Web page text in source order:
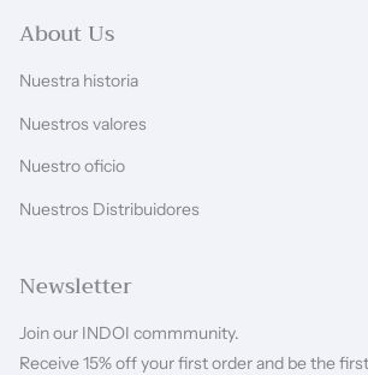
About Us
Nuestra historia
Nuestros valores
Nuestro oficio
Nuestros Distribuidores
Newsletter
Join our INDOI commmunity.
Receive 15% off your first order and be the